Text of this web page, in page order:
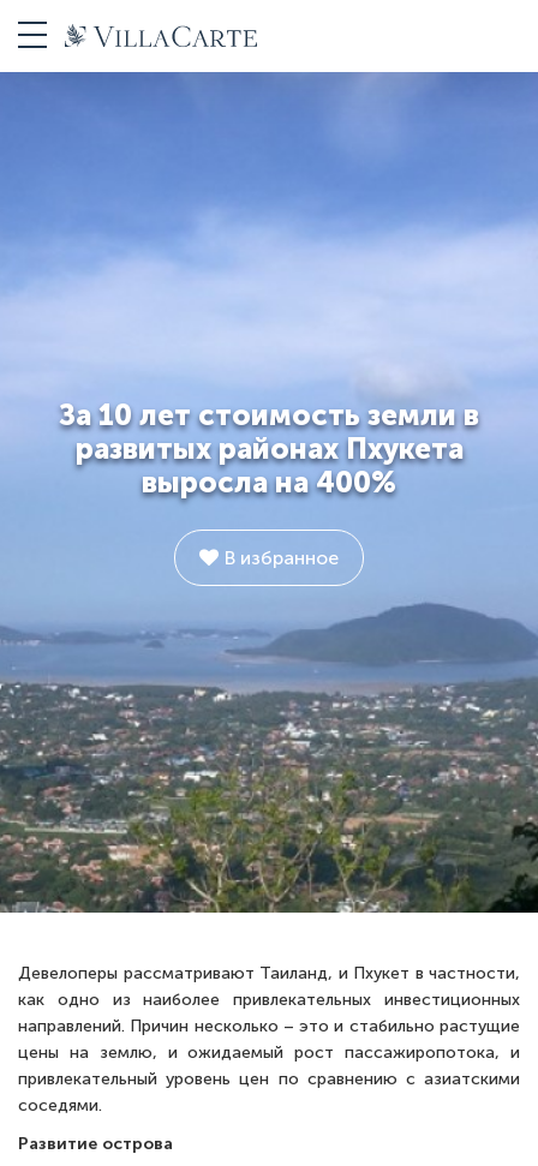
За 10 лет стоимость земли в
развитых районах Пхукета
выросла на 400%
В избранное
Девелоперы рассматривают Таиланд, и Пхукет в частности,
как одно из наиболее привлекательных инвестиционных
направлений. Причин несколько – это и стабильно растущие
цены на землю, и ожидаемый рост пассажиропотока, и
привлекательный уровень цен по сравнению с азиатскими
соседями.
Развитие острова